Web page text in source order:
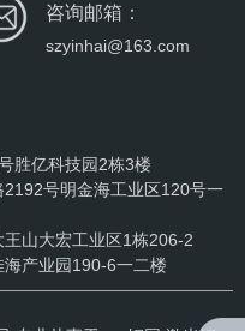
咨询邮箱：
szyinhai@163.com
胜亿科技园2栋3楼
号明金海工业区120号一
山大宏工业区1栋206-2
产业园190-6一二楼